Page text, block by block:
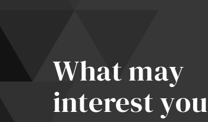
What may
interest you